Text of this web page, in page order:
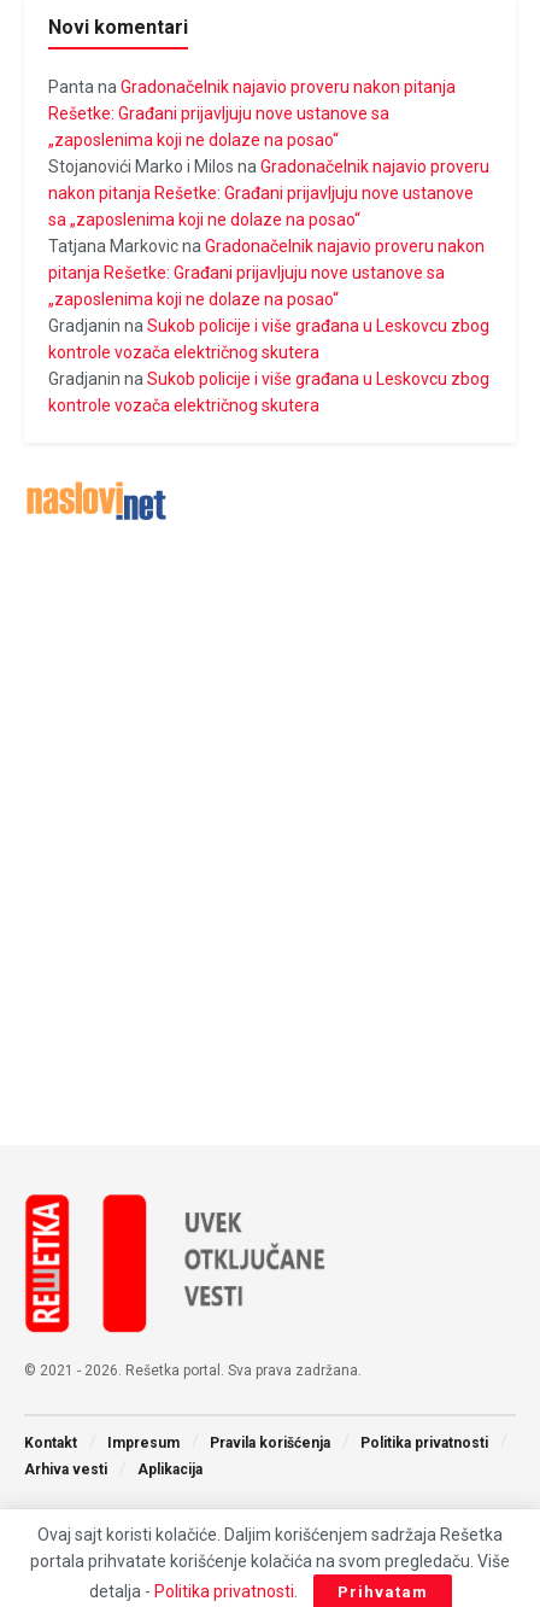
Novi komentari
Panta na Gradonačelnik najavio proveru nakon pitanja
Rešetke: Građani prijavljuju nove ustanove sa
„zaposlenima koji ne dolaze na posao“
Stojanovići Marko i Milos na Gradonačelnik najavio proveru
nakon pitanja Rešetke: Građani prijavljuju nove ustanove
sa „zaposlenima koji ne dolaze na posao“
Tatjana Markovicna Gradonačelnik najavio proveru nakon
pitanja Rešetke: Građani prijavljuju nove ustanove sa
„zaposlenima koji ne dolaze na posao“
Gradjanin na Sukob policije i više građana u Leskovcu zbog
kontrole vozača električnog skutera
Gradjanin na Sukob policije i više građana u Leskovcu zbog
kontrole vozača električnog skutera
© 2021 - 2026. Rešetka portal. Sva prava zadržana.
Kontakt Impresum Pravila korišćenja
Politika privatnosti
Arhiva vesti
Aplikacija
Ovaj sajt koristi kolačiće. Daljim korišćenjem sadržaja Rešetka
portala prihvatate korišćenje kolačića na svom pregledaču. Više
detalja - Politika privatnosti Prihvatam